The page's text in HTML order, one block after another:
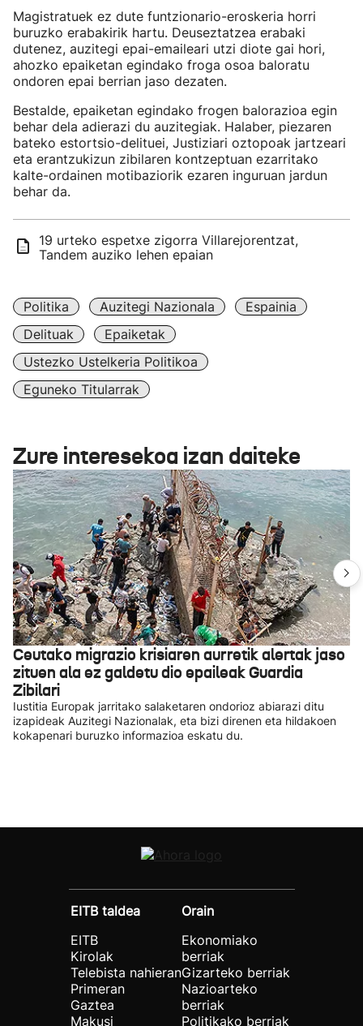
Magistratuek ez dute funtzionario-eroskeria horri
buruzko erabakirik hartu. Deuseztatzea erabaki
dutenez, auzitegi epai-emaileari utzi diote gai hori,
ahozko epaiketan egindako froga osoa baloratu
ondoren epai berrian jaso dezaten.
Bestalde, epaiketan egindako frogen balorazioa egin
behar dela adierazi du auzitegiak. Halaber, piezaren
bateko estortsio-delituei, Justiziari oztopoak jartzeari
eta erantzukizun zibilaren kontzeptuan ezarritako
kalte-ordainen motibaziorik ezaren inguruan jardun
behar da.
19 urteko espetxe zigorra Villarejorentzat,
Tandem auziko lehen epaian
Politika Auzitegi Nazionala
Espainia
Delituak
Epaiketak
Ustezko Ustelkeria Politikoa
Eguneko Titularrak
Zure interesekoa izan daiteke
Ceutako migrazio krisiaren aurretik alertak jaso
zituen ala ez galdetu dio epaileak Guardia
Zibilari
Iustitia Europak jarritako salaketaren ondorioz abiarazi ditu
izapideak Auzitegi Nazionalak, eta bizi direnen eta hildakoen
kokapenari buruzko informazioa eskatu du.
EITB taldea
EITB
Kirolak
Telebista nahieran
Primeran
Gaztea
Makusi
Orain
Ekonomiako
berriak
Gizarteko berriak
Nazioarteko
berriak
Politikako berriak